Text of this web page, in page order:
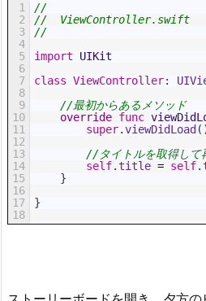
1
2
3
4
5
6
7
8
9
10
11
12
13
14
15
16
17
18
//
//  ViewController.swift
//
import
UIKit
class ViewController:
//最初からあるメソッド
override func
super.viewDidLoad (
//タイトルを取得して
self. title = self.
}
}